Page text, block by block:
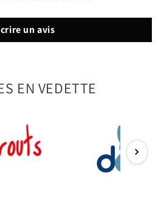
un avis
EN VEDETTE